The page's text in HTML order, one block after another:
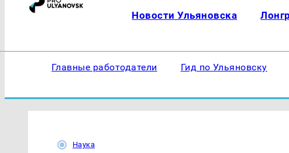
Новости Ульяновска
Главные работодатели Гид по Ульяновску
Наука